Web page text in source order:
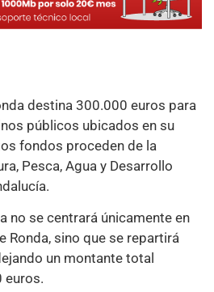
destina 300.000 euros para
públicos ubicados en su
fondos proceden de la
Pesca, Agua y Desarrollo
no se centrará únicamente en
Ronda, sino que se repartirá
un montante total
euros.